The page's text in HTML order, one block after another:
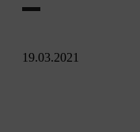
19.03.2021